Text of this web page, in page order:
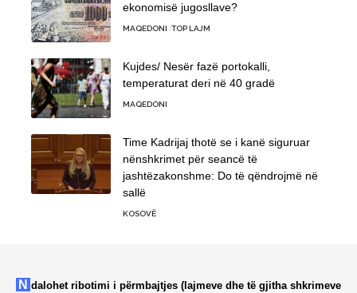
ekonomisë jugosllave?
MAQEDONI TOP LAJM
Kujdes/ Nesër fazë portokalli,
temperaturat deri në 40 gradë
MAQEDONI
Time Kadrijaj thotë se i kanë siguruar
nënshkrimet për seancë të
jashtëzakonshme: Do të qëndrojmë në
sallë
KOSOVË
Ndalohet ribotimi i përmbajtjes (lajmeve dhe të gjitha shkrimeve